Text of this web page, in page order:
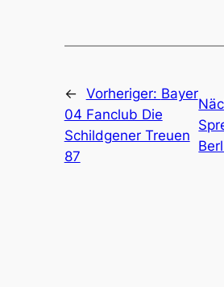
← Vorheriger: Bayer
04 Fanclub Die
Schildgener Treuen
87